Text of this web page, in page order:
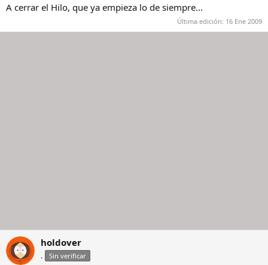
A cerrar el Hilo, que ya empieza lo de siempre...
Última edición: 16 Ene 2009
holdover
. Sin verificar